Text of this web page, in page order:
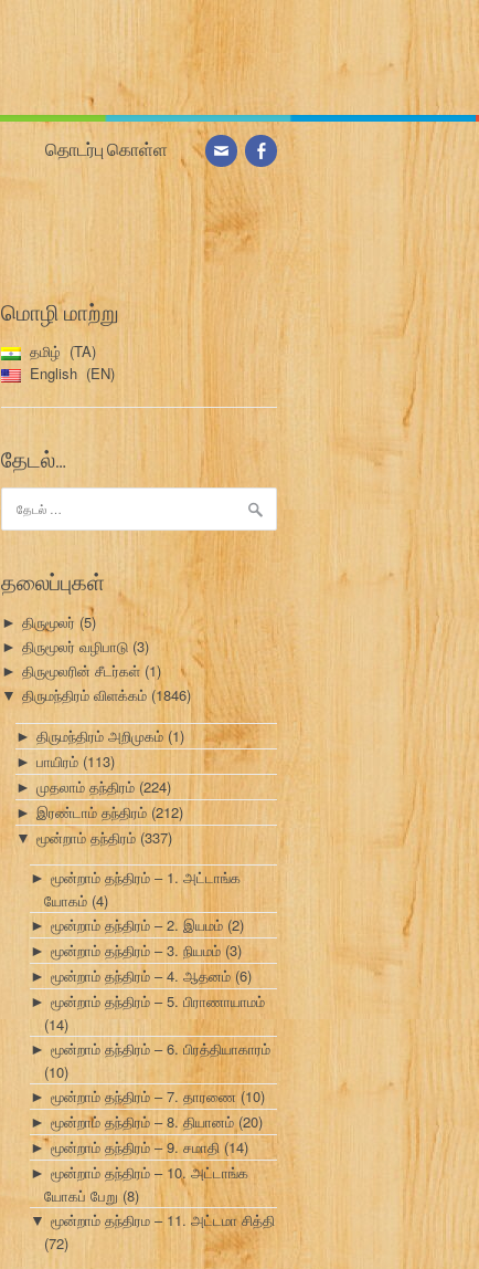
தொடர்பு கொள்ள
மொழி மாற்று
தமிழ்
TA
English
EN
தேடல்…
தேடு:
தலைப்புகள்
► திருமூலர் (5)
► திருமூலர் வழிபாடு (3)
► திருமூலரின் சீடர்கள் (1)
▼ திருமந்திரம் விளக்கம் (1846)
► திருமந்திரம் அறிமுகம் (1)
► பாயிரம் (113)
► முதலாம் தந்திரம் (224)
► இரண்டாம் தந்திரம் (212)
▼ மூன்றாம் தந்திரம் (337)
► மூன்றாம் தந்திரம் – 1. அட்டாங்க
யோகம் (4)
► மூன்றாம் தந்திரம் – 2. இயமம் (2)
► மூன்றாம் தந்திரம் – 3. நியமம் (3)
► மூன்றாம் தந்திரம் – 4. ஆதனம் (6)
► மூன்றாம் தந்திரம் – 5. பிராணாயாமம்
(14)
► மூன்றாம் தந்திரம் – 6. பிரத்தியாகாரம்
(10)
► மூன்றாம் தந்திரம் – 7. தாரணை (10)
► மூன்றாம் தந்திரம் – 8. தியானம் (20)
► மூன்றாம் தந்திரம் – 9. சமாதி (14)
► மூன்றாம் தந்திரம் – 10. அட்டாங்க
யோகப் பேறு (8)
▼ மூன்றாம் தந்திரம – 11. அட்டமா சித்தி
(72)